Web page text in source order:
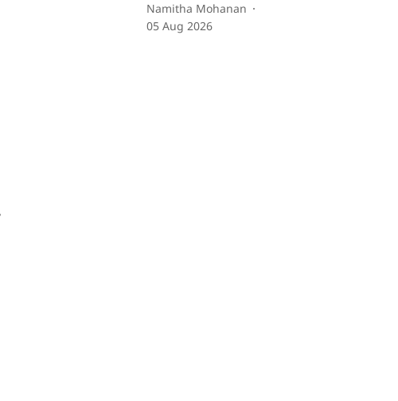
Namitha Mohanan
05 Aug 2026